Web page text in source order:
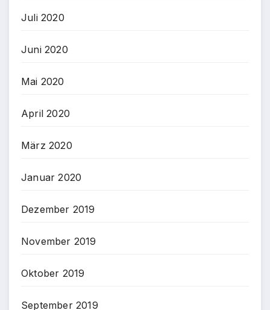
Juli 2020
Juni 2020
Mai 2020
April 2020
März 2020
Januar 2020
Dezember 2019
November 2019
Oktober 2019
September 2019